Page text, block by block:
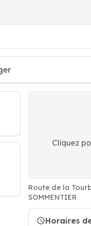
Cliquez
Route de la
SOMMENTIER
Horaires